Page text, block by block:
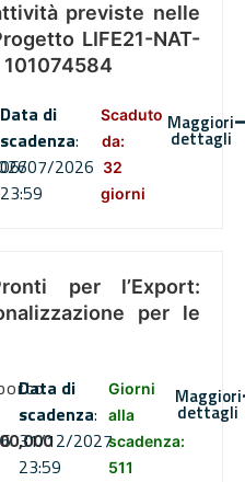
previste nelle
LIFE21-NAT-
101074584
Data di
scadenza:
06/07/2026
23:59
Scaduto
da:
32
giorni
Maggiori
dettagli
per l’Export:
per le
Data di
scadenza:
31/12/2027
23:59
Giorni
alla
scadenza:
511
Maggiori
dettagli